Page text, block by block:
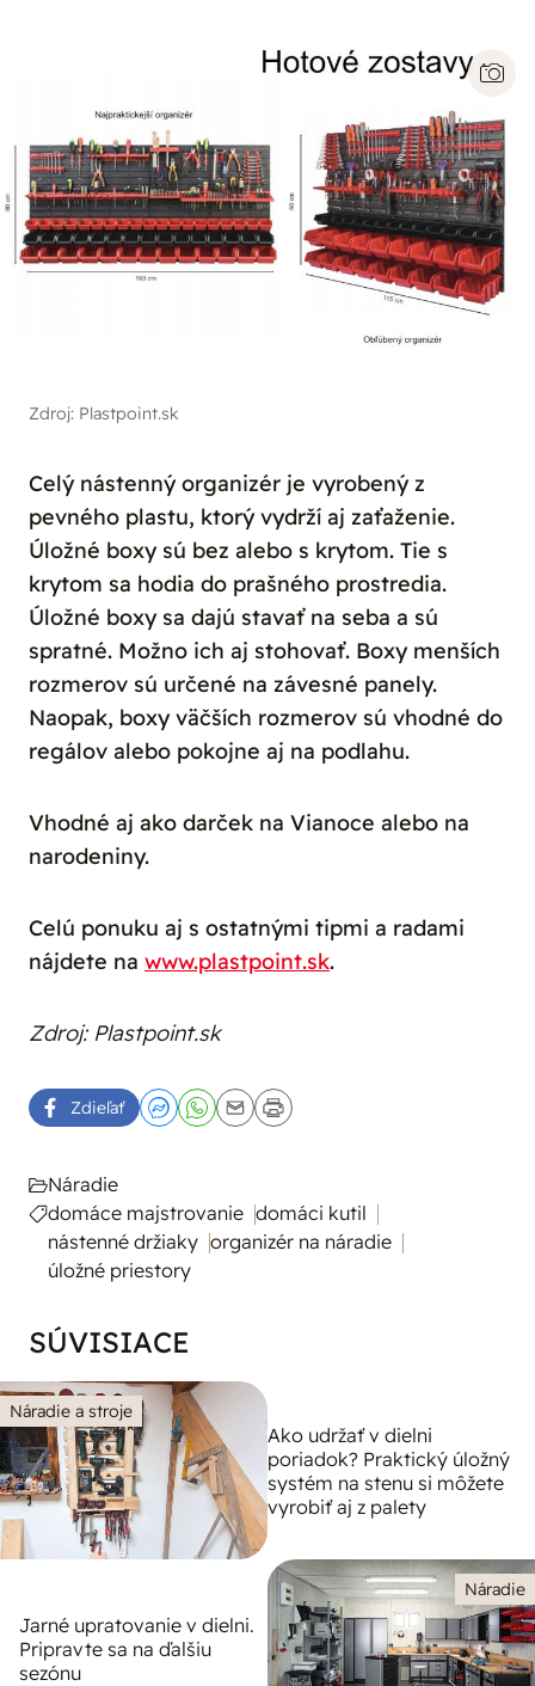
Zdroj: Plastpoint.sk
Celý nástenný organizér je vyrobený z
pevného plastu, ktorý vydrží aj zaťaženie.
Úložné boxy sú bez alebo s krytom. Tie s
krytom sa hodia do prašného prostredia.
Úložné boxy sa dajú stavať na seba a sú
spratné. Možno ich aj stohovať. Boxy menších
rozmerov sú určené na závesné panely.
Naopak, boxy väčších rozmerov sú vhodné do
regálov alebo pokojne aj na podlahu.
Vhodné aj ako darček na Vianoce alebo na
narodeniny.
Celú ponuku aj s ostatnými tipmi a radami
nájdete na www.plastpoint.sk.
Zdroj: Plastpoint.sk
Zdieľať
Náradie
domáce majstrovanie domáci kutil
nástenné držiaky organizér na náradie
úložné priestory
SÚVISIACE
Náradie a stroje
Ako udržať v dielni
poriadok? Praktický úložný
systém na stenu si môžete
vyrobiť aj z palety
Náradie
Jarné upratovanie v dielni.
Pripravte sa na ďalšiu
sezónu